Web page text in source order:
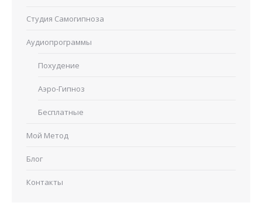
Студия Самогипноза
Аудиопрограммы
Похудение
Аэро-Гипноз
Бесплатные
Мой Метод
Блог
Контакты